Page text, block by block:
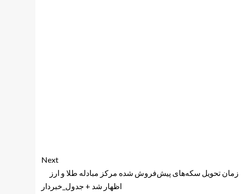
Next
زمان تحویل سکه‌های پیش‌فروش شده مرکز مبادله طلا و ارز
اظهار شد + جدول_خبردار